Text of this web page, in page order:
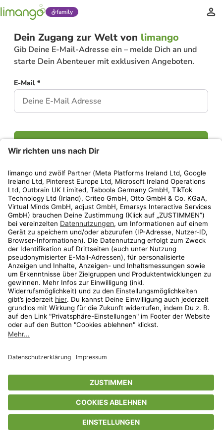
family
Dein Zugang zur Welt von limango
Gib Deine E-Mail-Adresse ein – melde Dich an und
starte Dein Abenteuer mit exklusiven Angeboten.
E-Mail *
Weiter
Privatsphäre-EinstellungenAGBDatenschutzCompliance
GeschenkgutscheinbedingungenImpressumHelp Center